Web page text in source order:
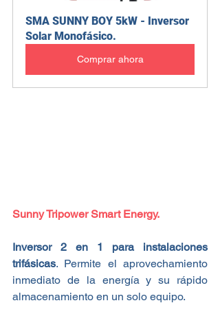
SMA SUNNY BOY 5kW - Inversor
Solar Monofásico.
Comprar ahora
Sunny Tripower Smart Energy.
Inversor 2 en 1 para instalaciones
trifásicas. Permite el aprovechamiento
inmediato de la energía y su rápido
almacenamiento en un solo equipo.